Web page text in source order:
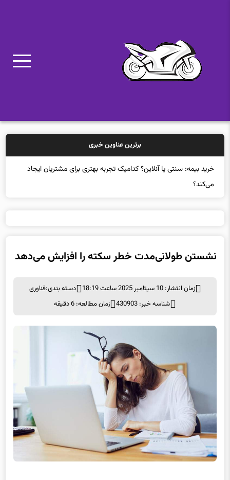
برترین عناوین خبری
خرید بیمه: سنتی یا آنلاین؟ کدامیک تجربه بهتری برای مشتریان ایجاد
می‌کند؟
نشستن طولانی‌مدت خطر سکته را افزایش می‌دهد
زمان انتشار: 10 سپتامبر 2025 ساعت 18:19 دسته بندی:فناوری
شناسه خبر: 430903
زمان مطالعه: 6 دقیقه